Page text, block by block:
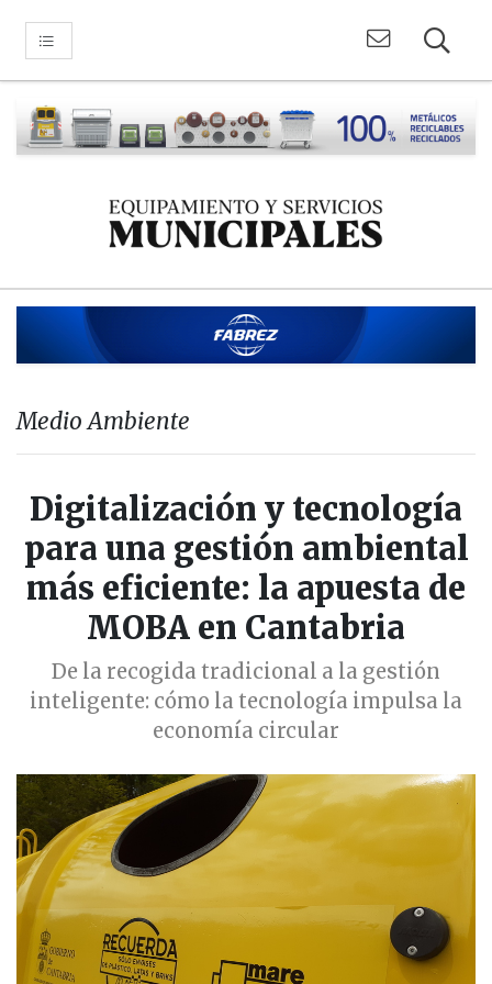
Medio Ambiente
Digitalización y tecnología
para una gestión ambiental
más eficiente: la apuesta de
MOBA en Cantabria
De la recogida tradicional a la gestión
inteligente: cómo la tecnología impulsa la
economía circular